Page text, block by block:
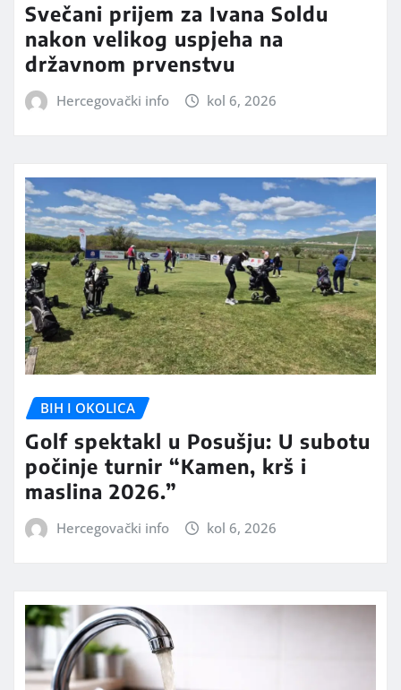
Svečani prijem za Ivana Soldu
nakon velikog uspjeha na
državnom prvenstvu
Hercegovački info kol 6, 2026
BIH I OKOLICA
Golf spektakl u Posušju: U subotu
počinje turnir “Kamen, krš i
maslina 2026.”
Hercegovački info kol 6, 2026